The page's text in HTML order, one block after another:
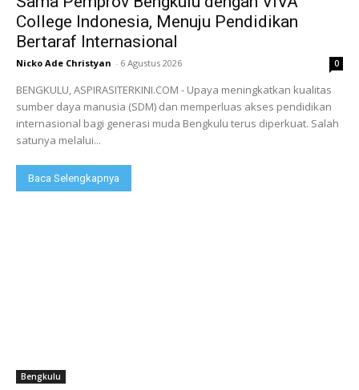
College Indonesia, Menuju Pendidikan
Bertaraf Internasional
Nicko Ade Christyan - 6 Agustus 2026 0
BENGKULU, ASPIRASITERKINI.COM - Upaya meningkatkan kualitas
sumber daya manusia (SDM) dan memperluas akses pendidikan
internasional bagi generasi muda Bengkulu terus diperkuat. Salah
satunya melalui...
Baca Selengkapnya
Bengkulu